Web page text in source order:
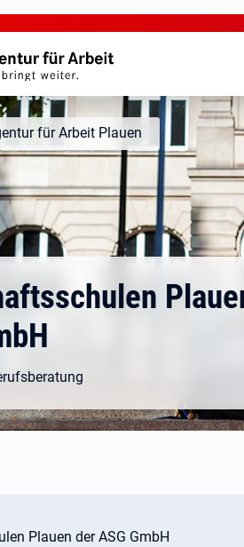
für Arbeit Plauen
Plauen der ASG GmbH